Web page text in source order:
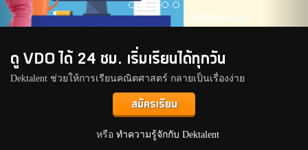
ดู VDO ได้ 24 ชม. เริ่มเรียนได้ทุกวัน
Dektalent ช่วยให้การเรียนคณิตศาสตร์ กลายเป็นเรื่องง่าย
สมัครเรียน
หรือ ทำความรู้จักกับ Dektalent